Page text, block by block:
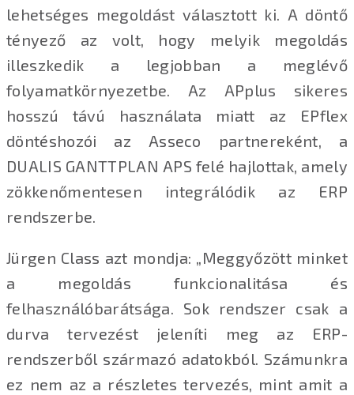
lehetséges megoldást választott ki. A döntő
tényező az volt, hogy melyik megoldás
illeszkedik a legjobban a meglévő
folyamatkörnyezetbe. Az APplus sikeres
hosszú távú használata miatt az EPflex
döntéshozói az Asseco partnereként, a
DUALIS GANTTPLAN APS felé hajlottak, amely
zökkenőmentesen integrálódik az ERP
rendszerbe.
Jürgen Class azt mondja: „Meggyőzött minket
a megoldás funkcionalitása és
felhasználóbarátsága. Sok rendszer csak a
durva tervezést jeleníti meg az ERP-
rendszerből származó adatokból. Számunkra
ez nem az a részletes tervezés, mint amit a